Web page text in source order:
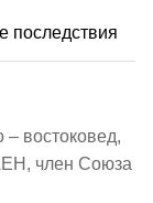
востоковед,
член Союза